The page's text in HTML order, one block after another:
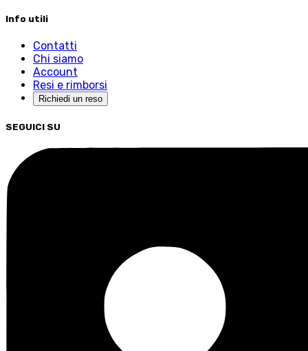
Info utili
Contatti
Chi siamo
Account
Resi e rimborsi
Richiedi un reso
SEGUICI SU